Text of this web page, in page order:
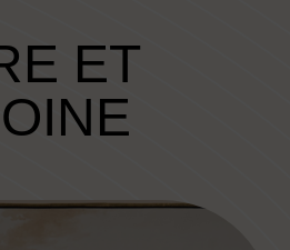
ET